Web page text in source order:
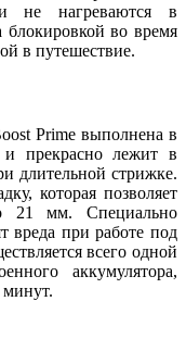
не нагреваются в
блокировкой во время
в путешествие.
Prime выполнена в
и прекрасно лежит в
длительной стрижке.
которая позволяет
21 мм. Специально
вреда при работе под
всего одной
аккумулятора,
минут.